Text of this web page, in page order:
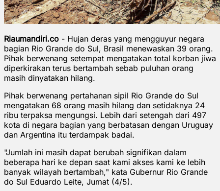
Riaumandiri.co - Hujan deras yang mengguyur negara
bagian Rio Grande do Sul, Brasil menewaskan 39 orang.
Pihak berwenang setempat mengatakan total korban jiwa
diperkirakan terus bertambah sebab puluhan orang
masih dinyatakan hilang.
Pihak berwenang pertahanan sipil Rio Grande do Sul
mengatakan 68 orang masih hilang dan setidaknya 24
ribu terpaksa mengungsi. Lebih dari setengah dari 497
kota di negara bagian yang berbatasan dengan Uruguay
dan Argentina itu terdampak badai.
"Jumlah ini masih dapat berubah signifikan dalam
beberapa hari ke depan saat kami akses kami ke lebih
banyak wilayah bertambah," kata Gubernur Rio Grande
do Sul Eduardo Leite, Jumat (4/5).